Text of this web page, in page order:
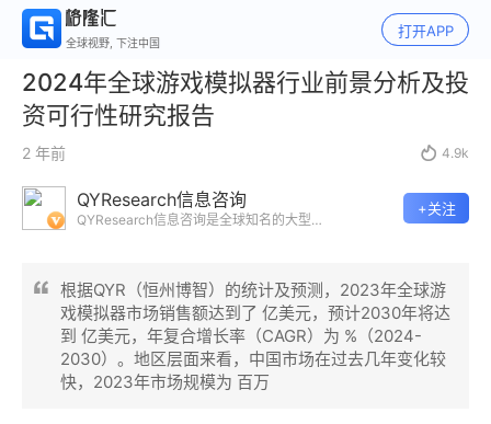
全球视野, 下注中国
打开APP
2024年全球游戏模拟器行业前景分析及投
资可行性研究报告
2 年前  4.9k
QYResearch信息咨询
QYResearch信息咨询是全球知名的大型
态势、发展现状及未来趋势。
+关注
根据QYR（恒州博智）的统计及预测，2023年全球游
戏模拟器市场销售额达到了 亿美元，预计2030年将达
到 亿美元，年复合增长率（CAGR）为 %（2024-
2030）。地区层面来看，中国市场在过去几年变化较
快，2023年市场规模为 百万